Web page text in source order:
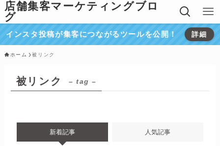
店舗集客マーケティングブロ
グ
インスタ投稿が集客につながるツールを公開！ 詳細
ホーム 被リンク
被リンク – tag –
新着記事 人気記事